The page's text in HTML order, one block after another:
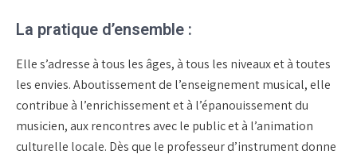
La pratique d’ensemble :
Elle s’adresse à tous les âges, à tous les niveaux et à toutes
les envies. Aboutissement de l’enseignement musical, elle
contribue à l’enrichissement et à l’épanouissement du
musicien, aux rencontres avec le public et à l’animation
culturelle locale. Dès que le professeur d’instrument donne